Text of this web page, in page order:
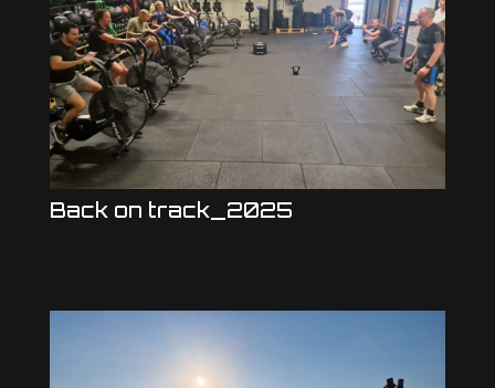
Back on track_2025